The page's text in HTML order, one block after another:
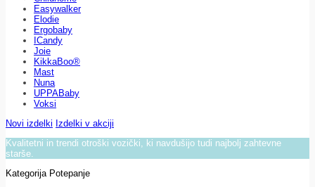
Easywalker
Elodie
Ergobaby
ICandy
Joie
KikkaBoo®
Mast
Nuna
UPPABaby
Voksi
Novi izdelki Izdelki v akciji
Kvalitetni in trendi otroški vozički, ki navdušijo tudi najbolj zahtevne
starše.
Kategorija Potepanje